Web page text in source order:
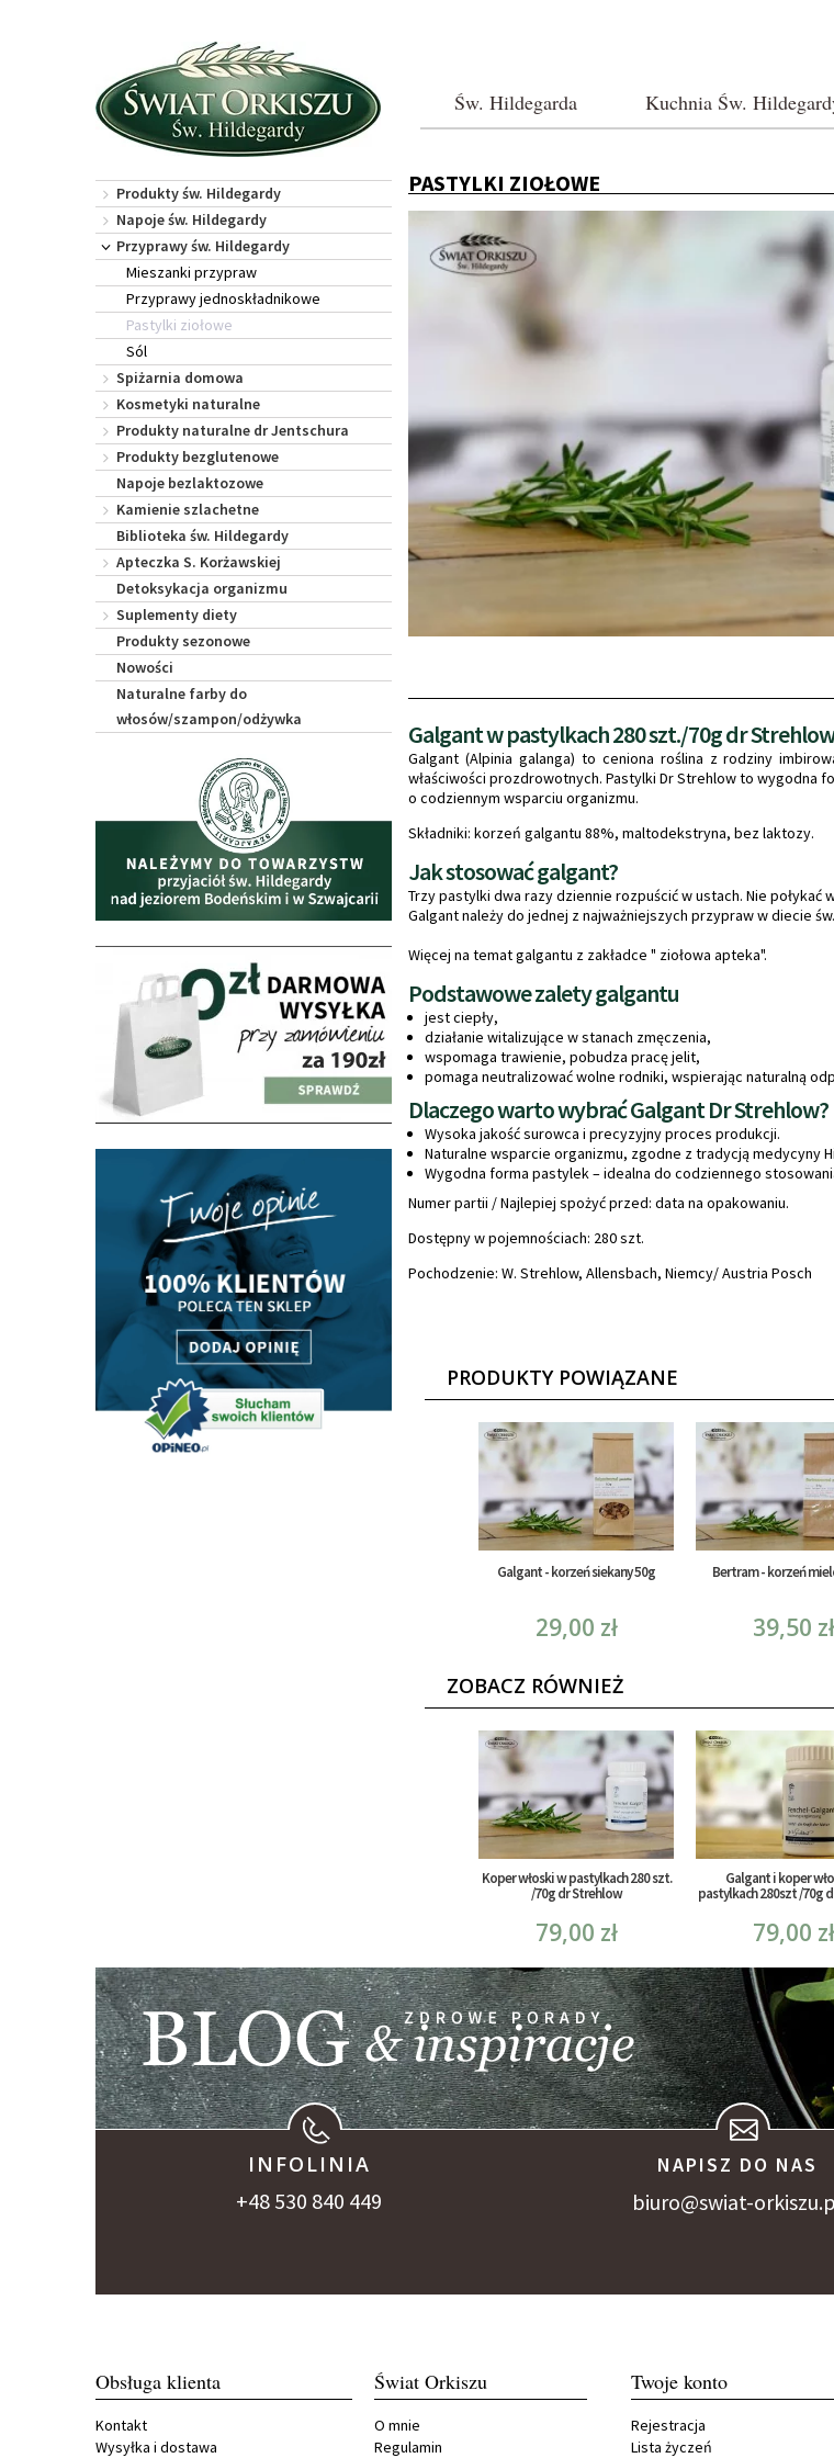
Św. Hildegarda Kuchnia Św.
Produkty św. Hildegardy
Napoje św. Hildegardy
Przyprawy św. Hildegardy
Mieszanki przypraw
Przyprawy jednoskładnikowe
Pastylki ziołowe
Sól
Spiżarnia domowa
Kosmetyki naturalne
Produkty naturalne dr Jentschura
Produkty bezglutenowe
Napoje bezlaktozowe
Kamienie szlachetne
Biblioteka św. Hildegardy
Apteczka S. Korżawskiej
Detoksykacja organizmu
Suplementy diety
Produkty sezonowe
Nowości
Naturalne farby do
włosów/szampon/odżywka
PASTYLKI ZIOŁOWE
Galgant w pastylkach 280 szt./70g dr Strehlow
Galgant (Alpinia galanga) to ceniona roślina z rodziny
właściwości prozdrowotnych. Pastylki Dr Strehlow to wygodna
o codziennym wsparciu organizmu.
Składniki: korzeń galgantu 88%, maltodekstryna, bez laktozy.
Jak stosować galgant?
Trzy pastylki dwa razy dziennie rozpuścić w ustach. Nie połykać
Galgant należy do jednej z najważniejszych przypraw w diecie
Więcej na temat galgantu z zakładce " ziołowa apteka".
Podstawowe zalety galgantu
jest ciepły,
działanie witalizujące w stanach zmęczenia,
wspomaga trawienie, pobudza pracę jelit,
pomaga neutralizować wolne rodniki, wspierając naturalną
Dlaczego warto wybrać Galgant Dr Strehlow?
Wysoka jakość surowca i precyzyjny proces produkcji.
Naturalne wsparcie organizmu, zgodne z tradycją medycyny
Wygodna forma pastylek – idealna do codziennego
Numer partii / Najlepiej spożyć przed: data na opakowaniu.
Dostępny w pojemnościach: 280 szt.
Pochodzenie: W. Strehlow, Allensbach, Niemcy/ Austria Posch
PRODUKTY POWIĄZANE
Galgant - korzeń siekany 50g
29,00 zł
Bertram - korzeń
39,50 zł
ZOBACZ RÓWNIEŻ
Koper włoski w pastylkach 280 szt.
/70g dr Strehlow
79,00 zł
Galgant i koper
pastylkach 280szt /70g
79,00 zł
INFOLINIA
+48 530 840 449
NAPISZ DO NAS
biuro@swiat-
Obsługa klienta
Kontakt
Wysyłka i dostawa
Świat Orkiszu
O mnie
Regulamin
Twoje konto
Rejestracja
Lista życzeń